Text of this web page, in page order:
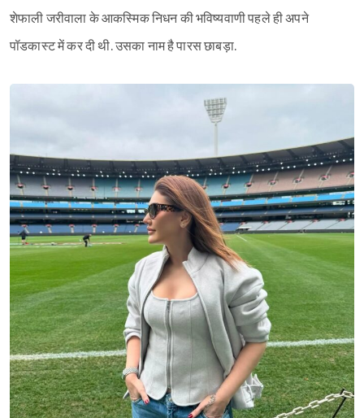
शेफाली जरीवाला के आकस्मिक निधन की भविष्यवाणी पहले ही अपने
पॉडकास्ट में कर दी थी. उसका नाम है पारस छाबड़ा.